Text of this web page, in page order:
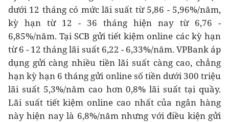
dưới 12 tháng có mức lãi suất từ 5,86 - 5,96%/năm,
kỳ hạn từ 12 - 36 tháng hiện nay từ 6,76 -
6,85%/năm. Tại SCB gửi tiết kiệm online các kỳ hạn
từ 6 - 12 tháng lãi suất 6,22 - 6,33%/năm. VPBank áp
dụng gửi càng nhiều tiền lãi suất càng cao, chẳng
hạn kỳ hạn 6 tháng gửi online số tiền dưới 300 triệu
lãi suất 5,3%/năm cao hơn 0,8% lãi suất tại quầy.
Lãi suất tiết kiệm online cao nhất của ngân hàng
này hiện nay là 6,8%/năm nhưng với điều kiện gửi